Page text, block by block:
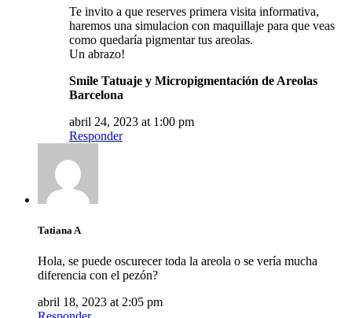
Te invito a que reserves primera visita informativa,
haremos una simulacion con maquillaje para que veas
como quedaría pigmentar tus areolas.
Un abrazo!
Smile Tatuaje y Micropigmentación de Areolas
Barcelona
abril 24, 2023 at 1:00 pm
Responder
Tatiana A
Hola, se puede oscurecer toda la areola o se vería mucha
diferencia con el pezón?
abril 18, 2023 at 2:05 pm